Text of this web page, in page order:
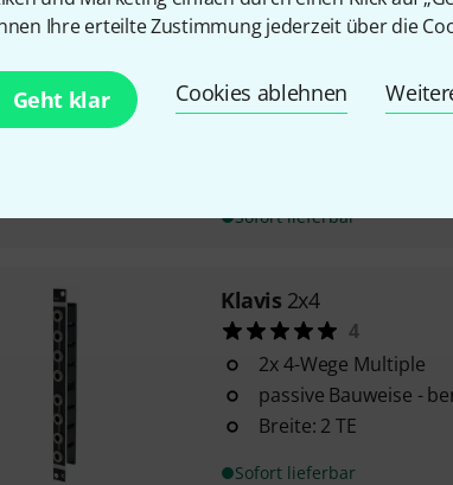
Ihre erteilte Zustimmung jederzeit über die
Geht klar Cookies ablehnen
5
zwei unabhängige
Sofort lieferbar
Klavis 2x4
4
2x 4-Wege Multiple
passive Bauweise -
Breite: 2 TE
Sofort lieferbar